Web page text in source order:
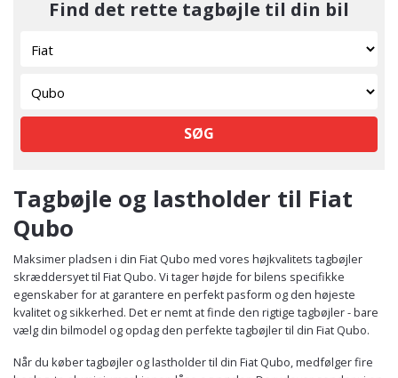
Find det rette tagbøjle til din bil
SØG
Tagbøjle og lastholder til Fiat
Qubo
Maksimer pladsen i din Fiat Qubo med vores højkvalitets tagbøjler
skræddersyet til Fiat Qubo. Vi tager højde for bilens specifikke
egenskaber for at garantere en perfekt pasform og den højeste
kvalitet og sikkerhed. Det er nemt at finde den rigtige tagbøjler - bare
vælg din bilmodel og opdag den perfekte tagbøjler til din Fiat Qubo.
Når du køber tagbøjler og lastholder til din Fiat Qubo, medfølger fire